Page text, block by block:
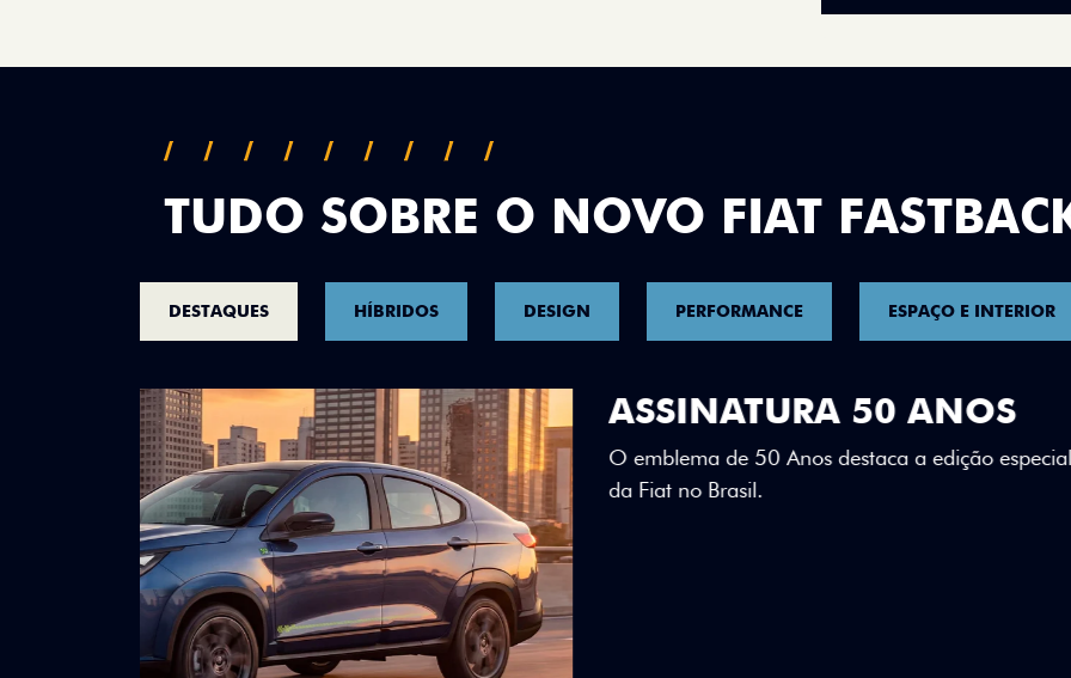
TUDO SOBRE O NOVO FIAT
DESTAQUES HÍBRIDOS DESIGN PERFORMANCE ESPAÇO E INTERIOR
DESIGN QUE
Teto bicolor, adesivos